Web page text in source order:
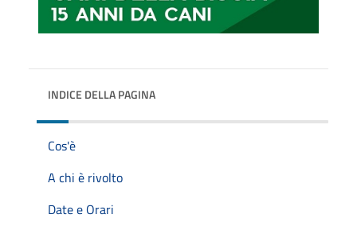
INDICE DELLA PAGINA
Cos'è
A chi è rivolto
Date e Orari